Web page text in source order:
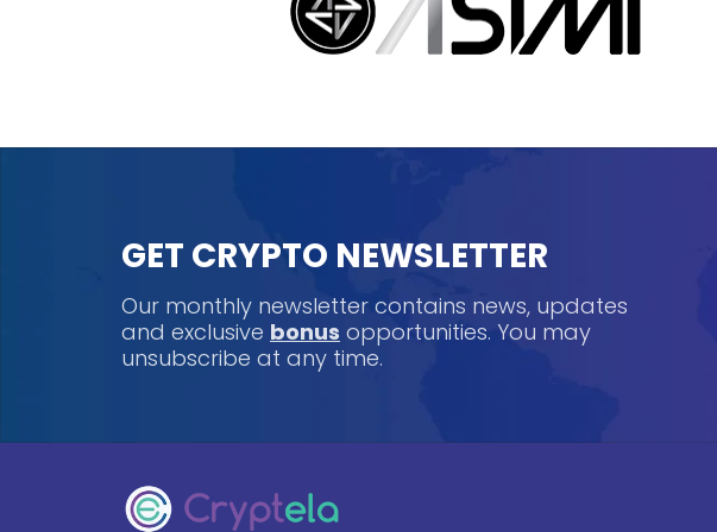
GET CRYPTO NEWSLETTER
Our monthly newsletter contains news, updates
and exclusive bonus opportunities. You may
unsubscribe at any time.